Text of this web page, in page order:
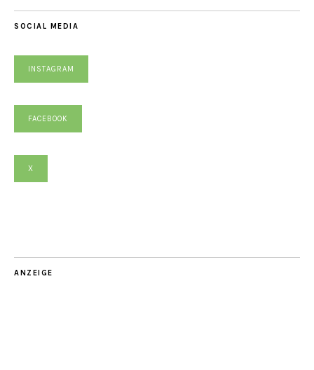
SOCIAL MEDIA
INSTAGRAM
FACEBOOK
X
ANZEIGE